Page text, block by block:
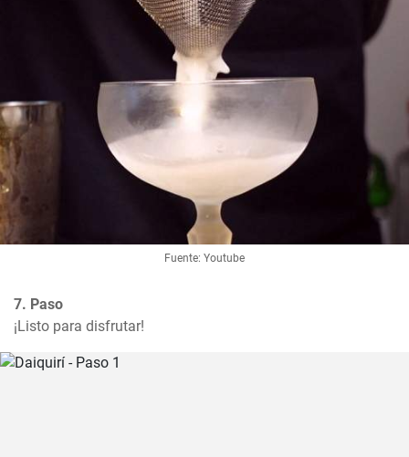
Fuente: Youtube
7. Paso
¡Listo para disfrutar!